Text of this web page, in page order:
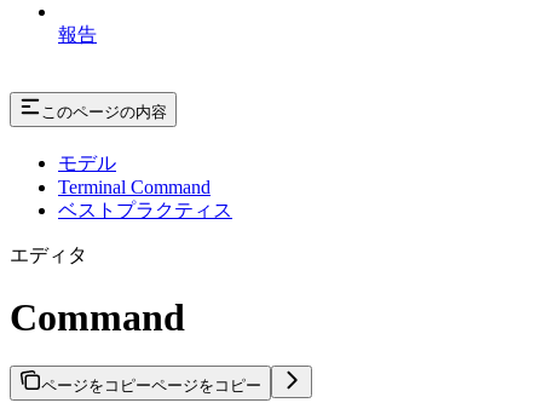
報告
このページの内容
モデル
Terminal Command
ベストプラクティス
エディタ
Command
ページをコピーページをコピー